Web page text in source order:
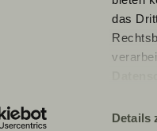
das
Daten
Details